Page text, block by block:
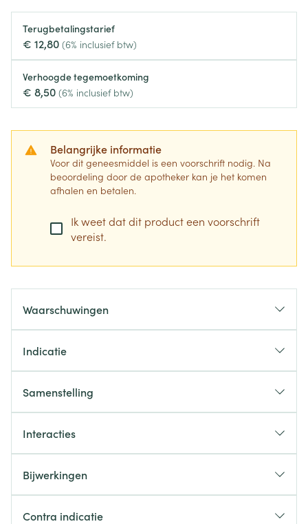
Terugbetalingstarief
€ 12,80 (6% inclusief btw)
Verhoogde tegemoetkoming
€ 8,50 (6% inclusief btw)
Belangrijke informatie
Voor dit geneesmiddel is een voorschrift nodig. Na
beoordeling door de apotheker kan je het komen
afhalen en betalen.
Ik weet dat dit product een voorschrift
vereist.
Waarschuwingen
Indicatie
Samenstelling
Interacties
Bijwerkingen
Contra indicatie